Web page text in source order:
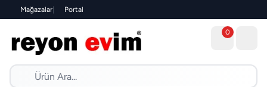
Mağazalar| Portal
0